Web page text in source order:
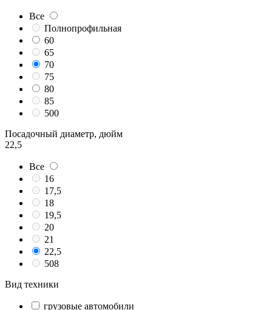
Все
Полнопрофильная
60
65
70
75
80
85
500
Посадочный диаметр, дюйм
22,5
Все
16
17,5
18
19,5
20
21
22,5
508
Вид техники
грузовые автомобили